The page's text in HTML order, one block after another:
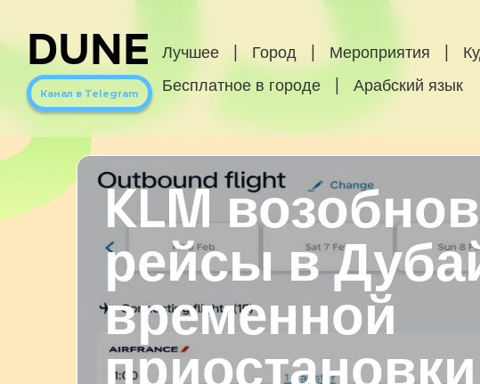
DUNE
Канал в Telegram
Лучшее Город Мероприятия
Бесплатное в городе
Арабский язык
KLM
рейсы в
временной
приостановки